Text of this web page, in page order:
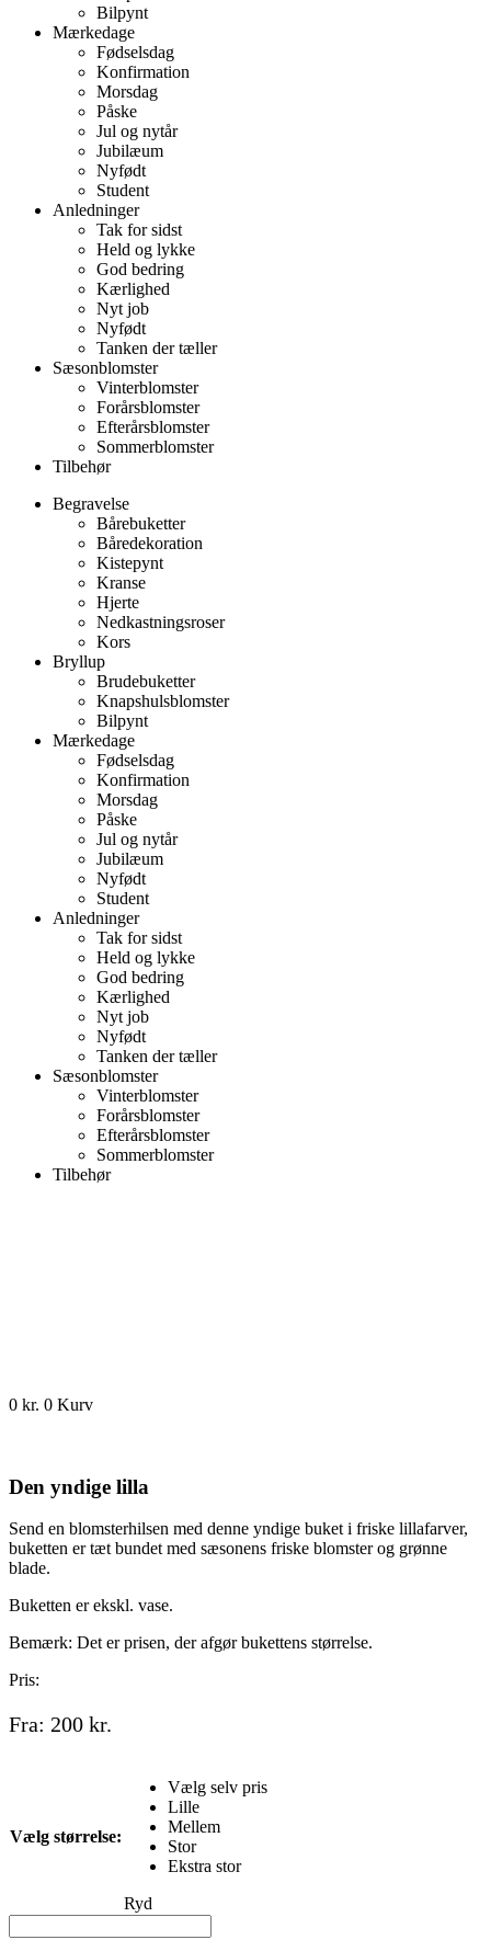
Bilpynt
Mærkedage
Fødselsdag
Konfirmation
Morsdag
Påske
Jul og nytår
Jubilæum
Nyfødt
Student
Anledninger
Tak for sidst
Held og lykke
God bedring
Kærlighed
Nyt job
Nyfødt
Tanken der tæller
Sæsonblomster
Vinterblomster
Forårsblomster
Efterårsblomster
Sommerblomster
Tilbehør
Begravelse
Bårebuketter
Båredekoration
Kistepynt
Kranse
Hjerte
Nedkastningsroser
Kors
Bryllup
Brudebuketter
Knapshulsblomster
Bilpynt
Mærkedage
Fødselsdag
Konfirmation
Morsdag
Påske
Jul og nytår
Jubilæum
Nyfødt
Student
Anledninger
Tak for sidst
Held og lykke
God bedring
Kærlighed
Nyt job
Nyfødt
Tanken der tæller
Sæsonblomster
Vinterblomster
Forårsblomster
Efterårsblomster
Sommerblomster
Tilbehør
0 kr. 0 Kurv
Den yndige lilla
Send en blomsterhilsen med denne yndige buket i friske lillafarver,
buketten er tæt bundet med sæsonens friske blomster og grønne
blade.
Buketten er ekskl. vase.
Bemærk: Det er prisen, der afgør bukettens størrelse.
Pris:
Fra: 200 kr.
Vælg størrelse:
Vælg selv pris
Lille
Mellem
Stor
Ekstra stor
Ryd